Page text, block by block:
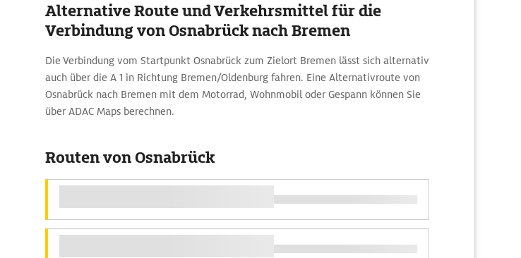
Alternative Route und Verkehrsmittel für die
Verbindung von Osnabrück nach Bremen
Die Verbindung vom Startpunkt Osnabrück zum Zielort Bremen lässt sich alternativ
auch über die A 1 in Richtung Bremen/Oldenburg fahren. Eine Alternativroute von
Osnabrück nach Bremen mit dem Motorrad, Wohnmobil oder Gespann können Sie
über ADAC Maps berechnen.
Routen von Osnabrück